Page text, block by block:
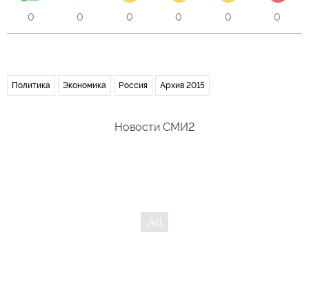
0 0 0 0 0 0
Политика Экономика Россия Архив 2015
Новости СМИ2